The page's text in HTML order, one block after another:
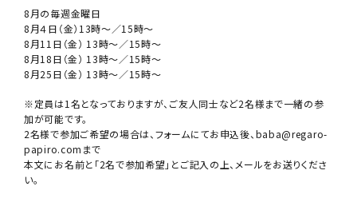
8月の毎週金曜日
8月４日（金）13時〜／15時〜
8月11日（金） 13時〜／15時〜
8月18日（金） 13時〜／15時〜
8月25日（金） 13時〜／15時〜
※定員は1名となっておりますが、ご友人同士など2名様まで一緒の参
加が可能です。
2名様で参加ご希望の場合は、フォームにてお申込後、baba@regaro-
papiro.comまで
本文にお名前と「2名で参加希望」とご記入の上、メールをお送りくださ
い。